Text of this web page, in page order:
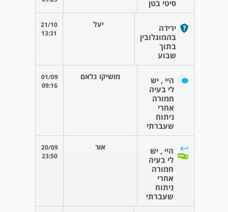
סיטי בטן
ירידה
בהמוגלובין
בתוך
שבוע
יעל
21/10
13:31
היי , יש
לי בעיה
חמורה
אחרי
ניתוח
שעברתי
מושיקו גלאם
01/09
09:16
היי , יש
לי בעיה
חמורה
אחרי
ניתוח
שעברתי
אור
20/09
23:50